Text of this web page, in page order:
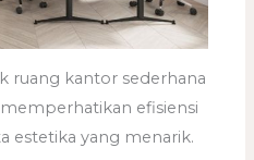
ruang kantor sederhana
efisiensi
estetika yang menarik.